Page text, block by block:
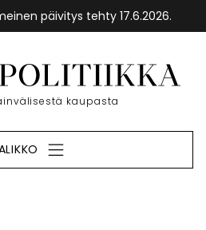
päivitys tehty 17.6.2026.
Etusivu
kaupasta